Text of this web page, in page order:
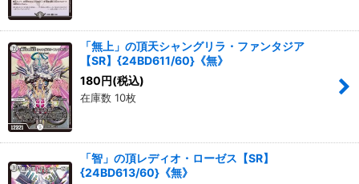
「無上」の頂天シャングリラ・ファンタジア
【SR】{24BD611/60}《無》
180円(税込)
在庫数 10枚
「智」の頂レディオ・ローゼス【SR】
{24BD613/60}《無》